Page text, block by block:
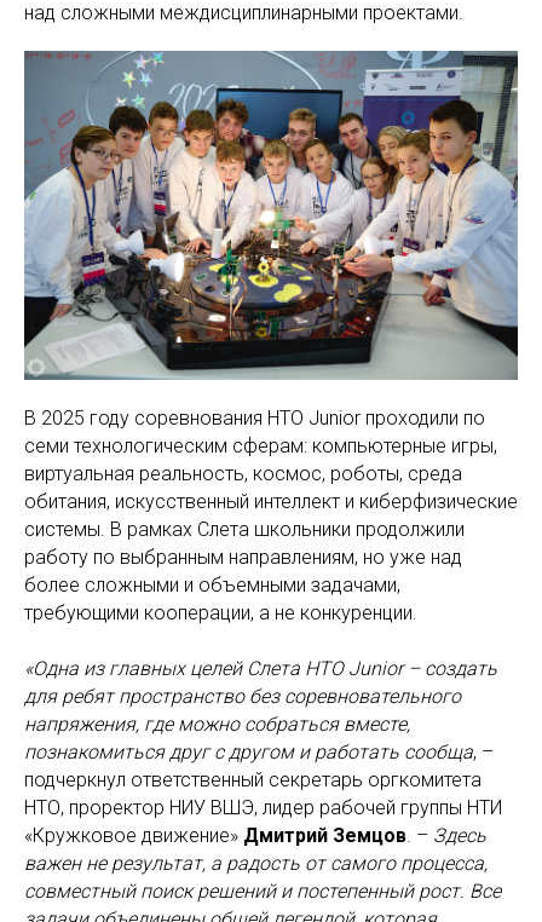
над сложными междисциплинарными проектами.
В 2025 году соревнования НТО Junior проходили по
семи технологическим сферам: компьютерные игры,
виртуальная реальность, космос, роботы, среда
обитания, искусственный интеллект и киберфизические
системы. В рамках Слета школьники продолжили
работу по выбранным направлениям, но уже над
более сложными и объемными задачами,
требующими кооперации, а не конкуренции.
«Одна из главных целей Слета НТО Junior – создать
для ребят пространство без соревновательного
напряжения, где можно собраться вместе,
познакомиться друг с другом и работать сообща, –
подчеркнул ответственный секретарь оргкомитета
НТО, проректор НИУ ВШЭ, лидер рабочей группы НТИ
«Кружковое движение» Дмитрий Земцов . – Здесь
важен не результат, а радость от самого процесса,
совместный поиск решений и постепенный рост. Все